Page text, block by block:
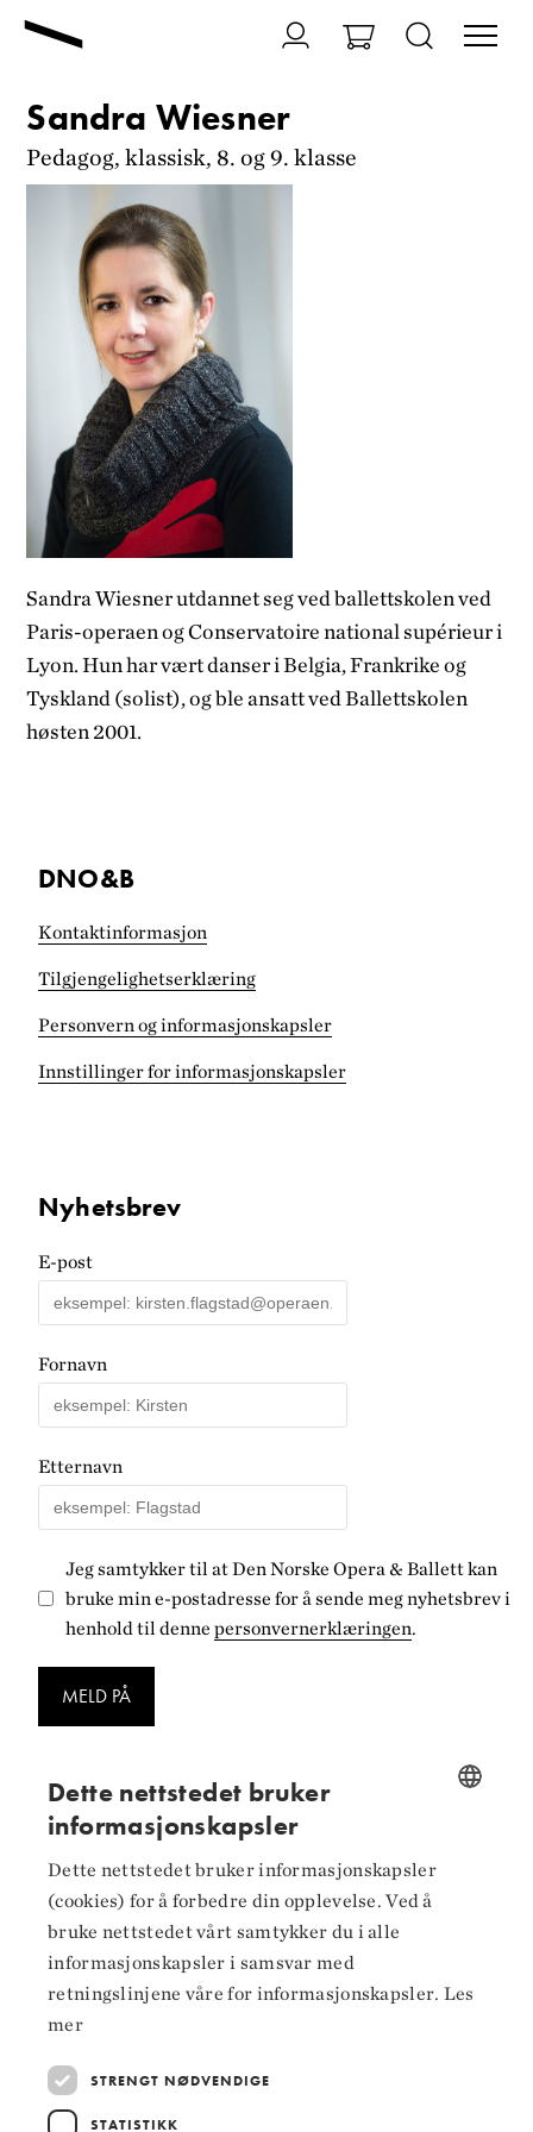
Sandra Wiesner
Pedagog, klassisk, 8. og 9. klasse
Sandra Wiesner utdannet seg ved ballettskolen ved
Paris-operaen og Conservatoire national supérieur i
Lyon. Hun har vært danser i Belgia, Frankrike og
Tyskland (solist), og ble ansatt ved Ballettskolen
høsten 2001.
DNO&B
Kontaktinformasjon
Tilgjengelighets­erklæring
Personvern og informasjonskapsler
Innstillinger for informasjonskapsler
Nyhetsbrev
E-post
Fornavn
Etternavn
Jeg samtykker til at Den Norske Opera & Ballett kan
bruke min e-postadresse for å sende meg nyhetsbrev i
henhold til denne personvernerklæringen.
MELD PÅ
Følg oss på
Facebook
Instagram
LinkedIn
ENGLISH
Dette nettstedet bruker
informasjonskapsler
Dette nettstedet bruker informasjonskapsler
(cookies) for å forbedre din opplevelse. Ved å
bruke nettstedet vårt samtykker du i alle
informasjonskapsler i samsvar med
retningslinjene våre for informasjonskapsler. Les
mer
STRENGT NØDVENDIGE
STATISTIKK